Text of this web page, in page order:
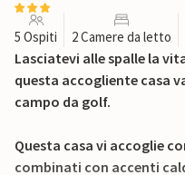
5 Ospiti 2 Camere da letto
Lasciatevi alle spalle la
questa accogliente casa
campo da golf.
Questa casa vi accoglie
combinati con accenti